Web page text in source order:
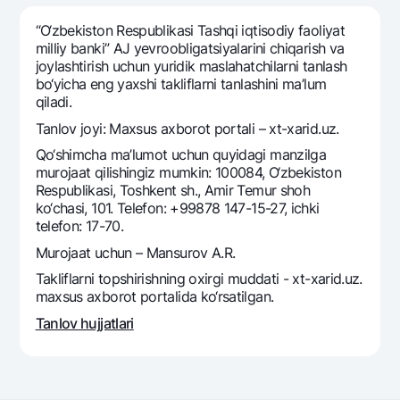
Hamma uchun USD uchun
Talab qilib olinguncha USD
Oltin omonat
NBU’dan oltin quymalar
Kumush omonat
UzCard/HUMO
Visa
Visa FIFA
Mastercard
Ish haqi
Garmin pay
Eskrou hisobvarag‘i
Tariflar
Aksiyalar
Milliy mobil ilovasi
Ko'p beriladigan savollar
Sayt bo‘yicha qidiring
“O‘zbekiston Respublikasi Tashqi iqtisodiy faoliyat
milliy banki” AJ yevroobligatsiyalarini chiqarish va
joylashtirish uchun yuridik maslahatchilarni tanlash
bo‘yicha eng yaxshi takliflarni tanlashini ma’lum
qiladi.
Tanlov joyi: Maxsus axborot portali – xt-xarid.uz.
Qo‘shimcha ma’lumot uchun quyidagi manzilga
murojaat qilishingiz mumkin: 100084, O‘zbekiston
Respublikasi, Toshkent sh., Amir Temur shoh
ko‘chasi, 101. Telefon: +99878 147-15-27, ichki
telefon: 17-70.
Murojaat uchun – Mansurov A.R.
Takliflarni topshirishning oxirgi muddati - xt-xarid.uz.
maxsus axborot portalida ko‘rsatilgan.
Tanlov hujjatlari